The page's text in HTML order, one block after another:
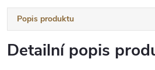
Popis produktu
Detailní popis